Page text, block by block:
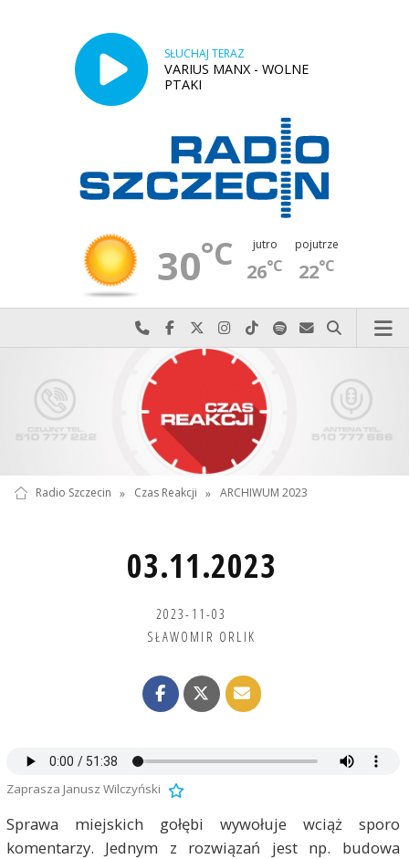
SŁUCHAJ TERAZ
VARIUS MANX - WOLNE
PTAKI
30°C jutro
26°C
pojutrze
22°C
Najlepiej po prostu do nas zadzwoń
Odwiedź nas na Facebook-u
Odwiedź nas na X
Odwiedź nas na Instagram-ie
Odwiedź nas na TikTok-u
Szukaj nas na Spotify
Wyślij do nas
Szukaj
Radio Szczecin » Czas Reakcji » ARCHIWUM 2023
03.11.2023
2023-11-03
SŁAWOMIR ORLIK
Zaprasza Janusz Wilczyński
Sprawa miejskich gołębi wywołuje wciąż sporo
komentarzy. Jednym z rozwiązań jest np. budowa